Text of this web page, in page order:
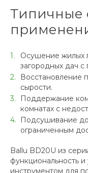
Типичные
Осушение жилых
загородных дач
Восстановление
сырости.
Поддержание
комнатах с
Подсушивание
ограниченным
Ballu BD20U из
функциональность и
инструментом для